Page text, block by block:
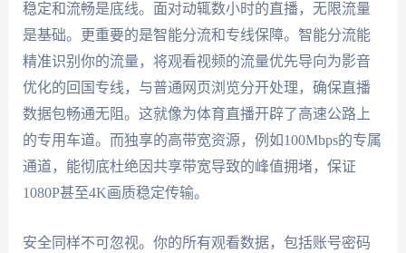
稳定和流畅是底线。面对动辄数小时的直播，无限流量
是基础。更重要的是智能分流和专线保障。智能分流能
精准识别你的流量，将观看视频的流量优先导向为影音
优化的回国专线，与普通网页浏览分开处理，确保直播
数据包畅通无阻。这就像为体育直播开辟了高速公路上
的专用车道。而独享的高带宽资源，例如100Mbps的专属
通道，能彻底杜绝因共享带宽导致的峰值拥堵，保证
1080P甚至4K画质稳定传输。
安全同样不可忽视。你的所有观看数据，包括账号密码